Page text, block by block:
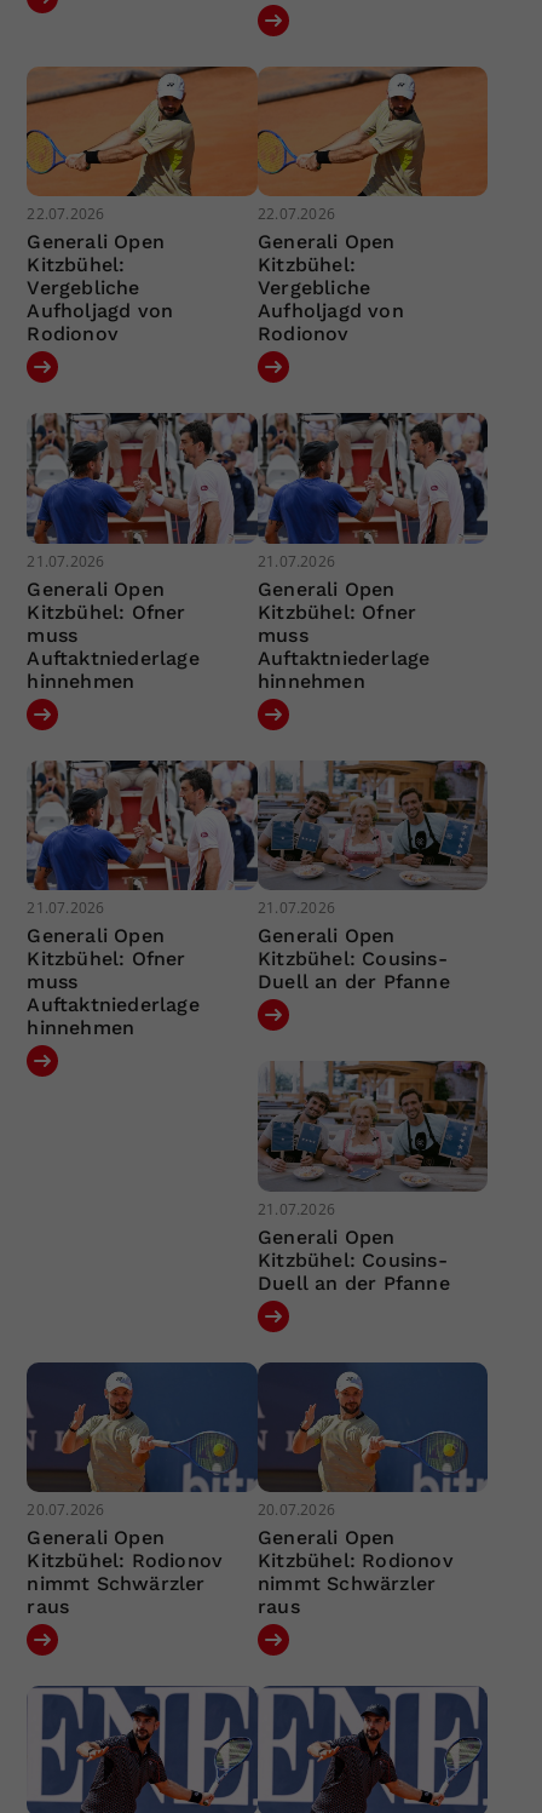
22.07.2026
Generali Open
Kitzbühel:
Vergebliche
Aufholjagd von
Rodionov
22.07.2026
Generali Open
Kitzbühel:
Vergebliche
Aufholjagd von
Rodionov
21.07.2026
Generali Open
Kitzbühel: Ofner
muss
Auftaktniederlage
hinnehmen
21.07.2026
Generali Open
Kitzbühel: Ofner
muss
Auftaktniederlage
hinnehmen
21.07.2026
Generali Open
Kitzbühel: Ofner
muss
Auftaktniederlage
hinnehmen
21.07.2026
Generali Open
Kitzbühel: Cousins-
Duell an der Pfanne
21.07.2026
Generali Open
Kitzbühel: Cousins-
Duell an der Pfanne
20.07.2026
Generali Open
Kitzbühel: Rodionov
nimmt Schwärzler
raus
20.07.2026
Generali Open
Kitzbühel: Rodionov
nimmt Schwärzler
raus